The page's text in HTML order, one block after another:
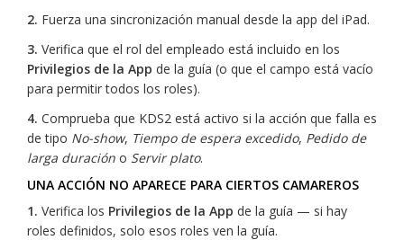
2. Fuerza una sincronización manual desde la app del iPad.
3. Verifica que el rol del empleado está incluido en los
Privilegios de la App de la guía (o que el campo está vacío
para permitir todos los roles).
4. Comprueba que KDS2 está activo si la acción que falla es
de tipo No-show, Tiempo de espera excedido, Pedido de
larga duración o Servir plato.
UNA ACCIÓN NO APARECE PARA CIERTOS CAMAREROS
1. Verifica los Privilegios de la App de la guía — si hay
roles definidos, solo esos roles ven la guía.